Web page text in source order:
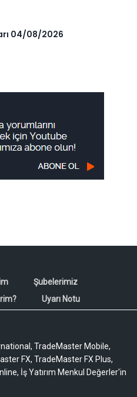
04/08/2026
Şubelerimiz
Uyarı Notu
TradeMaster Mobile,
FX, TradeMaster FX Plus,
İş Yatırım Menkul Değerler'in